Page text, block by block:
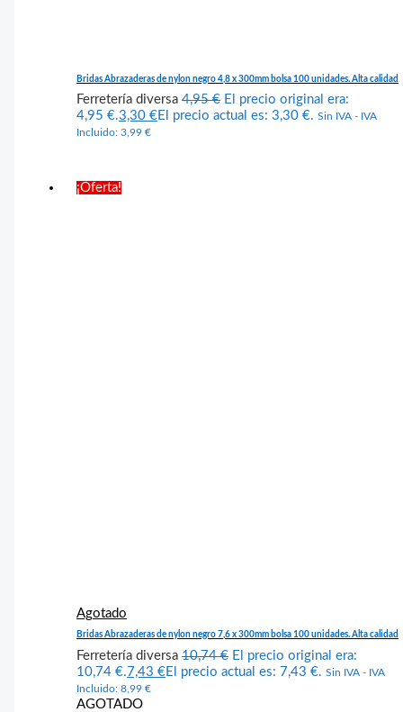
Bridas Abrazaderas de nylon negro 4,8 x 300mm bolsa 100 unidades. Alta calidad
Ferretería diversa4,95€ El precio original era:
4,95 €.3,30€El precio actual es: 3,30 €. Sin IVA - IVA
Incluido:3,99€
¡Oferta!
Agotado
Bridas Abrazaderas de nylon negro 7,6 x 300mm bolsa 100 unidades. Alta calidad
Ferretería diversa10,74€ El precio original era:
10,74 €.7,43€El precio actual es: 7,43 €. Sin IVA - IVA
Incluido:8,99€
AGOTADO